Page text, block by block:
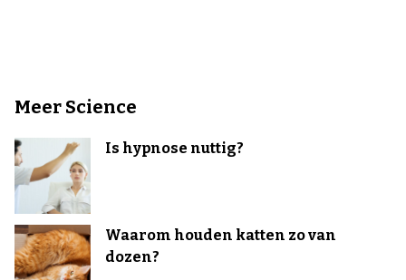
Meer Science
Is hypnose nuttig?
Waarom houden katten zo van
dozen?